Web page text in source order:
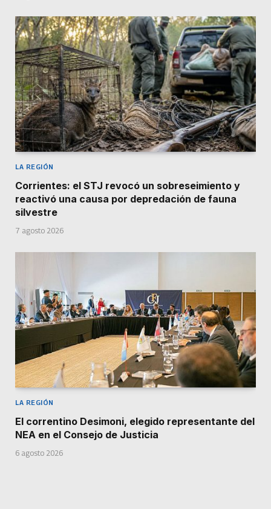
LA REGIÓN
Corrientes: el STJ revocó un sobreseimiento y
reactivó una causa por depredación de fauna
silvestre
7 agosto 2026
LA REGIÓN
El correntino Desimoni, elegido representante del
NEA en el Consejo de Justicia
6 agosto 2026